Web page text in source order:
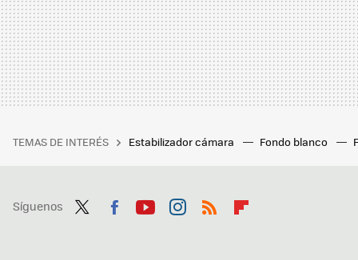
TEMAS DE INTERÉS Estabilizador cámara Fondo blanco
Síguenos